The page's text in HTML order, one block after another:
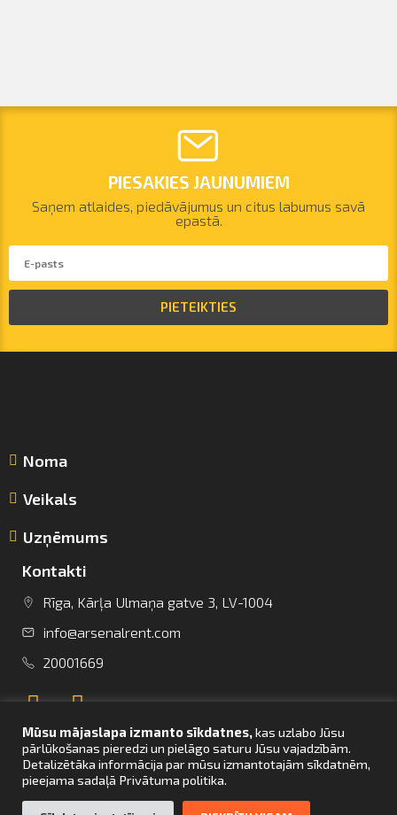
info@arsenalrent.com
+37120001669
PIESAKIES JAUNUMIEM
Saņem atlaides, piedāvājumus un citus labumus savā
epastā.
PIETEIKTIES
Noma
Veikals
Uzņēmums
Kontakti
Rīga, Kārļa Ulmaņa gatve 3, LV-1004
info@arsenalrent.com
20001669
UZ SĀKUMU
Mūsu mājaslapa izmanto sīkdatnes,kas uzlabo Jūsu
pārlūkošanas pieredzi un pielāgo saturu Jūsu vajadzībām.
Detalizētāka informācija par mūsu izmantotajām sīkdatnēm,
pieejama sadaļā Privātuma politika.